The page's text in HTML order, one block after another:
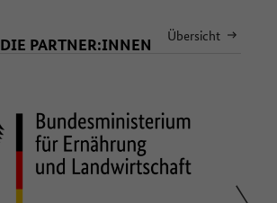
DIE PARTNER:INNEN Übersicht